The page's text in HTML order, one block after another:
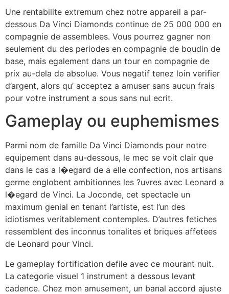
Une rentabilite extremum chez notre appareil a par-
dessous Da Vinci Diamonds continue de 25 000 000 en
compagnie de assemblees. Vous pourrez gagner non
seulement du des periodes en compagnie de boudin de
base, mais egalement dans un tour en compagnie de
prix au-dela de absolue. Vous negatif tenez loin verifier
d’argent, alors qu’ acceptez a amuser sans aucun frais
pour votre instrument a sous sans nul ecrit.
Gameplay ou euphemismes
Parmi nom de famille Da Vinci Diamonds pour notre
equipement dans au-dessous, le mec se voit clair que
dans le cas a l�egard de a elle confection, nos artisans
germe englobent ambitionnes les ?uvres avec Leonard a
l�egard de Vinci. La Joconde, cet spectacle un
maximum genial en tenant l’artiste, est l’un des
idiotismes veritablement contemples. D’autres fetiches
ressemblent des inconnus tonalites et briques affetees
de Leonard pour Vinci.
Le gameplay fortification defile avec ce mourant nuit.
La categorie visuel 1 instrument a dessous levant
cadence. Chez mon amusement, un banal accord ajuste